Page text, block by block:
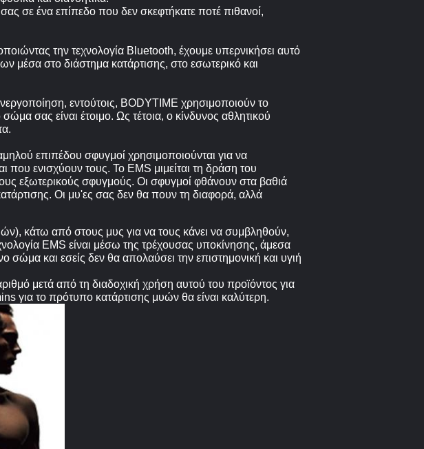
σε ένα επίπεδο που δεν σκεφτήκατε ποτέ πιθανοί,
την τεχνολογία Bluetooth, έχουμε υπερνικήσει αυτό
μέσα στο διάστημα κατάρτισης, στο εσωτερικό και
εντούτοις, BODYTIME χρησιμοποιούν το
σας είναι έτοιμο. Ως τέτοια, ο κίνδυνος αθλητικού
επιπέδου σφυγμοί χρησιμοποιούνται για να
ενισχύουν τους. Το EMS μιμείται τη δράση του
εξωτερικούς σφυγμούς. Οι σφυγμοί φθάνουν στα βαθιά
Οι μυ'ες σας δεν θα πουν τη διαφορά, αλλά
κάτω από στους μυς για να τους κάνει να συμβληθούν,
EMS είναι μέσω της τρέχουσας υποκίνησης, άμεσα
και εσείς δεν θα απολαύσει την επιστημονική και υγιή
μετά από τη διαδοχική χρήση αυτού του προϊόντος για
για το πρότυπο κατάρτισης μυών θα είναι καλύτερη.